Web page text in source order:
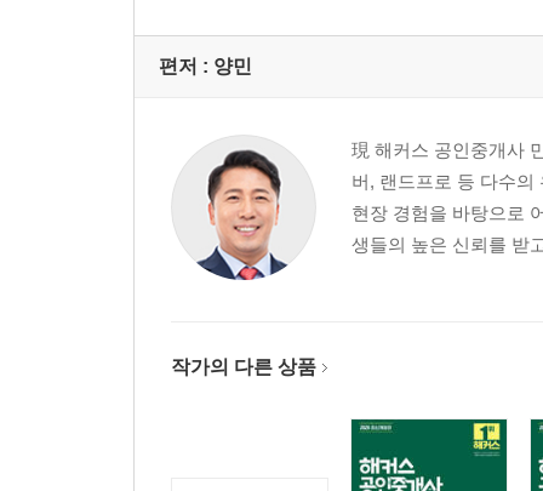
제8편 부동산감정평가론
제1장 감정평가의 기초이론
제3장 부동산가격공시제도
『2026 해커스 공인중개사 한민우 핵심요약집 2
이 책의 구성
공인중개사 시험안내
부동산공시법령, 공인
편저 : 양민
現 해커스 공인중개사
버, 랜드프로 등 다수
현장 경험을 바탕으로
생들의 높은 신뢰를 받
작가의 다른 상품